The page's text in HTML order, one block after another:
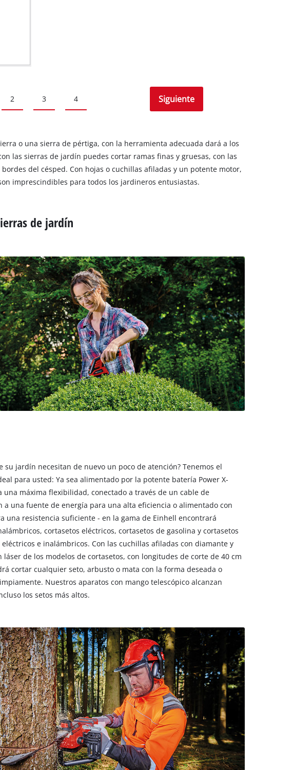
2 3 4 Siguiente
o una sierra de pértiga, con la herramienta adecuada dará a los
las sierras de jardín puedes cortar ramas finas y gruesas, con las
del césped. Con hojas o cuchillas afiladas y un potente motor,
imprescindibles para todos los jardineros entusiastas.
de jardín
su jardín necesitan de nuevo un poco de atención? Tenemos el
para usted: Ya sea alimentado por la potente batería Power X-
una máxima flexibilidad, conectado a través de un cable de
a una fuente de energía para una alta eficiencia o alimentado con
una resistencia suficiente - en la gama de Einhell encontrará
cortasetos eléctricos, cortasetos de gasolina y cortasetos
eléctricos e inalámbricos. Con las cuchillas afiladas con diamante y
láser de los modelos de cortasetos, con longitudes de corte de 40 cm
cortar cualquier seto, arbusto o mata con la forma deseada o
Nuestros aparatos con mango telescópico alcanzan
los setos más altos.